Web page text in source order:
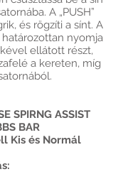
A „PUSH”
és rögzíti a sínt. A
nyomja
ellátott részt,
a kereten, míg
SPIRNG ASSIST
BAR
Kis és Normál